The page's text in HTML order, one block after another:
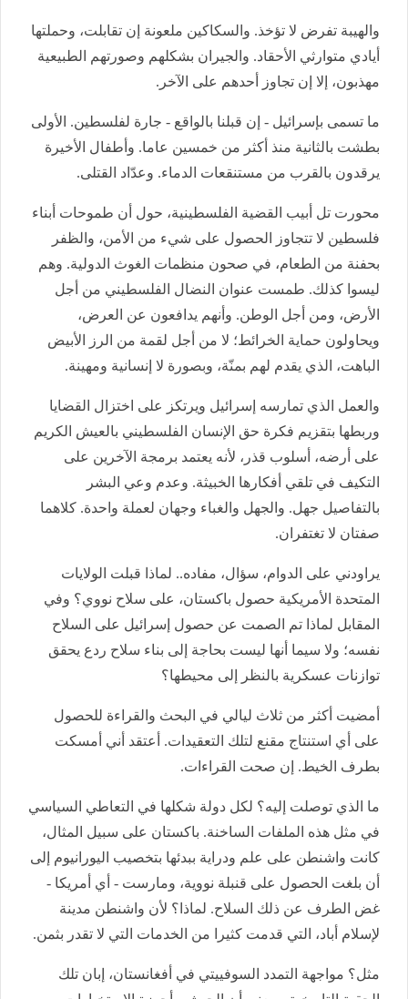
والهيبة تفرض لا تؤخذ. والسكاكين ملعونة إن تقابلت، وحملتها
أيادي متوارثي الأحقاد. والجيران بشكلهم وصورتهم الطبيعية
مهذبون، إلا إن تجاوز أحدهم على الآخر.
ما تسمى بإسرائيل - إن قبلنا بالواقع - جارة لفلسطين. الأولى
بطشت بالثانية منذ أكثر من خمسين عاما. وأطفال الأخيرة
يرقدون بالقرب من مستنقعات الدماء. وعدّاد القتلى.
محورت تل أبيب القضية الفلسطينية، حول أن طموحات أبناء
فلسطين لا تتجاوز الحصول على شيء من الأمن، والظفر
بحفنة من الطعام، في صحون منظمات الغوث الدولية. وهم
ليسوا كذلك. طمست عنوان النضال الفلسطيني من أجل
الأرض، ومن أجل الوطن. وأنهم يدافعون عن العرض،
ويحاولون حماية الخرائط؛ لا من أجل لقمة من الرز الأبيض
الباهت، الذي يقدم لهم بمنّة، وبصورة لا إنسانية ومهينة.
والعمل الذي تمارسه إسرائيل ويرتكز على اختزال القضايا
وربطها بتقزيم فكرة حق الإنسان الفلسطيني بالعيش الكريم
على أرضه، أسلوب قذر، لأنه يعتمد برمجة الآخرين على
التكيف في تلقي أفكارها الخبيثة. وعدم وعي البشر
بالتفاصيل جهل. والجهل والغباء وجهان لعملة واحدة. كلاهما
صفتان لا تغتفران.
يراودني على الدوام، سؤال، مفاده.. لماذا قبلت الولايات
المتحدة الأمريكية حصول باكستان، على سلاح نووي؟ وفي
المقابل لماذا تم الصمت عن حصول إسرائيل على السلاح
نفسه؛ ولا سيما أنها ليست بحاجة إلى بناء سلاح ردع يحقق
توازنات عسكرية بالنظر إلى محيطها؟
أمضيت أكثر من ثلاث ليالي في البحث والقراءة للحصول
على أي استنتاج مقنع لتلك التعقيدات. أعتقد أني أمسكت
بطرف الخيط. إن صحت القراءات.
ما الذي توصلت إليه؟ لكل دولة شكلها في التعاطي السياسي
في مثل هذه الملفات الساخنة. باكستان على سبيل المثال،
كانت واشنطن على علم ودراية ببدئها بتخصيب اليورانيوم إلى
أن بلغت الحصول على قنبلة نووية، ومارست - أي أمريكا -
غض الطرف عن ذلك السلاح. لماذا؟ لأن واشنطن مدينة
لإسلام أباد، التي قدمت كثيرا من الخدمات التي لا تقدر بثمن.
مثل؟ مواجهة التمدد السوفييتي في أفغانستان، إبان تلك